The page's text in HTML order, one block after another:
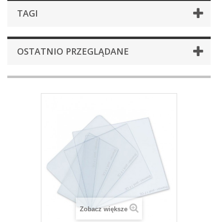
TAGI
OSTATNIO PRZEGLĄDANE
Zobacz większe